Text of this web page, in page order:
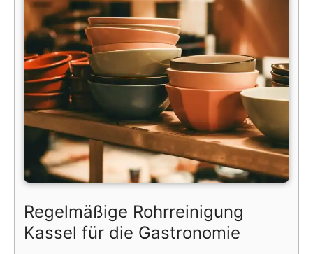
Regelmäßige Rohrreinigung
Kassel für die Gastronomie